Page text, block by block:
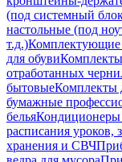
(под системный
настольные (под
т.д.)Комплектующие
для обуви
отработанных
бытовыеКомплекты
бумажные
бельяКондиционеры
расписания уроков,
хранения и СВЧ